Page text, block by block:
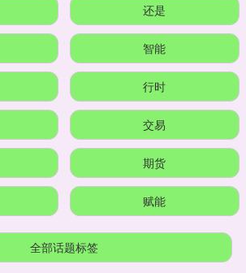
还是
智能
行时
交易
期货
赋能
全部话题标签